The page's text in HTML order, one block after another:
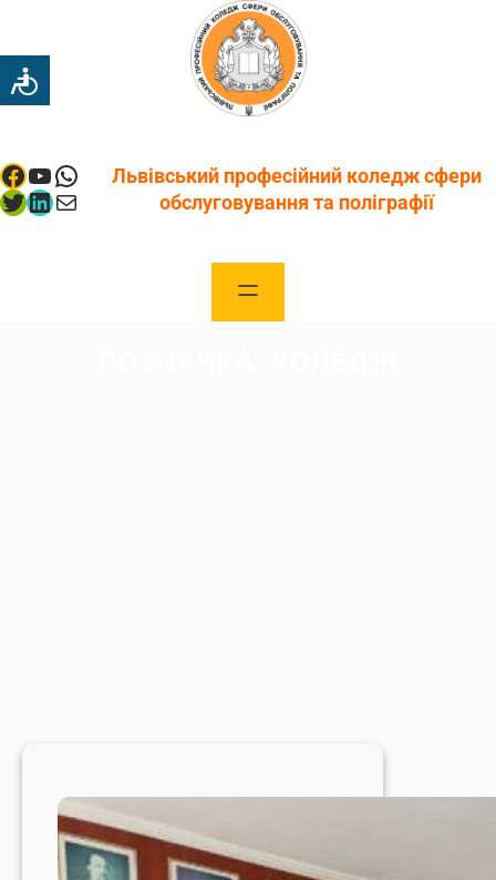
вмісту
Facebook
YouTube
WhatsApp
Twitter
LinkedIn
Mail
Львівський професійний коледж сфери
обслуговування та поліграфії